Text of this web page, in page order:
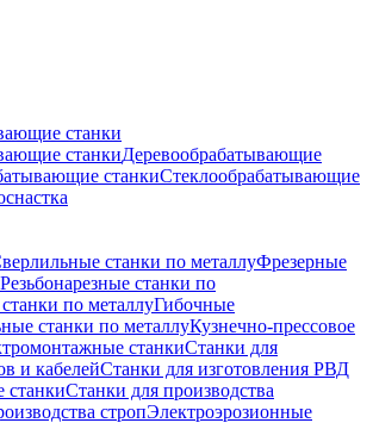
станки
станкиДеревообрабатывающие
станкиСтеклообрабатывающие
станки по металлуФрезерные
Резьбонарезные станки по
по металлуГибочные
станки по металлуКузнечно-прессовое
станкиСтанки для
и кабелейСтанки для изготовления РВД
станкиСтанки для производства
стропЭлектроэрозионные